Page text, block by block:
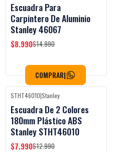
Escuadra Para
Carpintero De Aluminio
Stanley 46067
$8.990$14.990
COMPRAR|
-38%OFF
STHT46010|Stanley
Escuadra De 2 Colores
180mm Plástico ABS
Stanley STHT46010
$7.990$12.990